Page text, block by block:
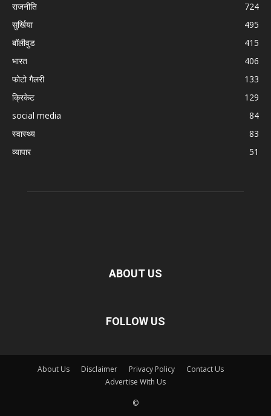
राजनीति
724
सुर्खिया
495
बॉलीवुड
415
भारत
406
फोटो गैलरी
133
क्रिकेट
129
social media
84
स्वास्थ्य
83
व्यापार
51
ABOUT US
FOLLOW US
About Us Disclaimer Privacy Policy
Contact Us
Advertise With Us
©